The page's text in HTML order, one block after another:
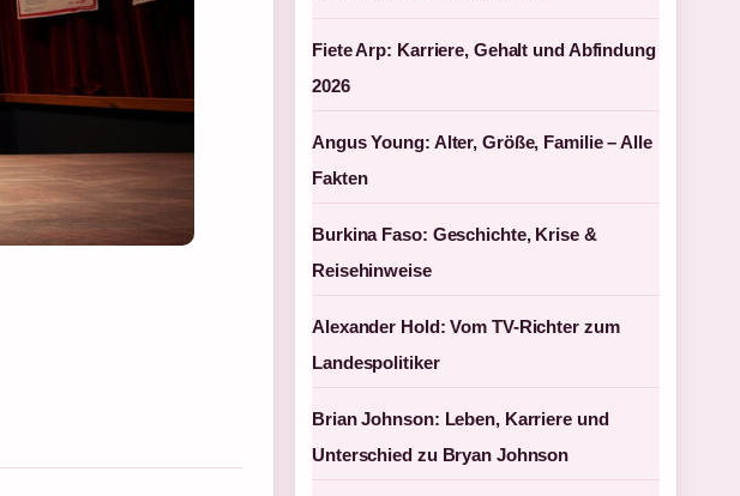
Fiete Arp: Karriere, Gehalt und Abfindung
2026
Angus Young: Alter, Größe, Familie – Alle
Fakten
Burkina Faso: Geschichte, Krise &
Reisehinweise
Alexander Hold: Vom TV-Richter zum
Landespolitiker
Brian Johnson: Leben, Karriere und
Unterschied zu Bryan Johnson